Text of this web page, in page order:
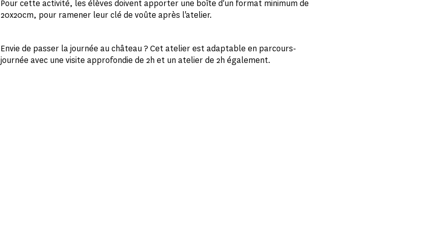
Pour cette activité, les élèves doivent apporter une boîte d'un format minimum de
20x20cm, pour ramener leur clé de voûte après l'atelier.
Envie de passer la journée au château ? Cet atelier est adaptable en parcours-
journée avec une visite approfondie de 2h et un atelier de 2h également.